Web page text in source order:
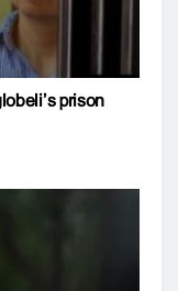
prison